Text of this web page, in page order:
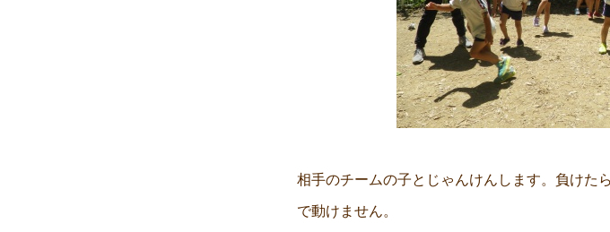
相手のチームの子とじゃんけんします。負けた
で動けません。